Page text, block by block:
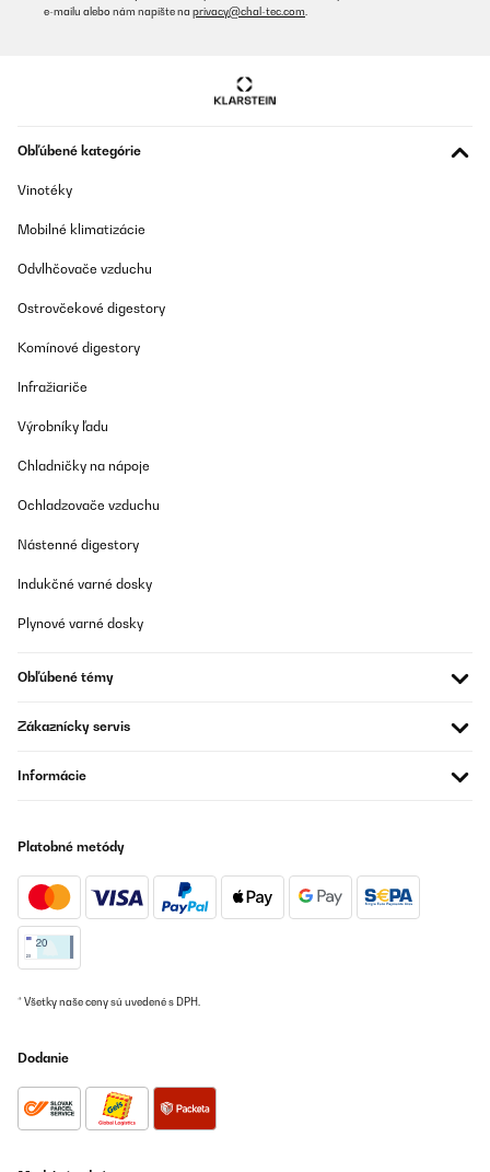
Fällt klein aus .Ansonsten alles gut
Amazon-Benutzer
Preložiť
Corresponde al ordine Nessun problema
Utente Amazon
Preložiť
Ich bin sehr zufrieden. Gute Qualität des Gerätes. Für mein Büro
Amazon-Benutzer
Preložiť
sieht auch noch in schwarz gut aus.
piccolo, ma grande! bellissimo frigorifero a doppia porta , con
congelatore , altezza tavolo.è arrivato perfettamente imballato.
c'è in dotazione un ripiano in vetro per il frigo, un porta uova , un
piccolo contenitore per il ghiaccio e la spatola per sbrinarlo.io
l'ho portato in una seconda casa in montagna , in sostituzione
dimensioni ma abbastanza spazioso. ho solo aggiunto un
dell'anta contenitore del congelatore. e ... ci stanno anche i
magneti :-D :-D :-D. in sintesi, pienamente soddisfatta
e-mailu alebo nám napíšte na privacy@chal-tec.com
Obľúbené kategórie
Vinotéky
Mobilné klimatizácie
Odvlhčovače vzduchu
Ostrovčekové digestory
Komínové digestory
Infražiariče
Výrobníky ľadu
Chladničky na nápoje
Ochladzovače vzduchu
Nástenné digestory
Indukčné varné dosky
Plynové varné dosky
Obľúbené témy
Zákaznícky servis
Informácie
Platobné metódy
* Všetky naše ceny sú uvedené s DPH.
Dodanie